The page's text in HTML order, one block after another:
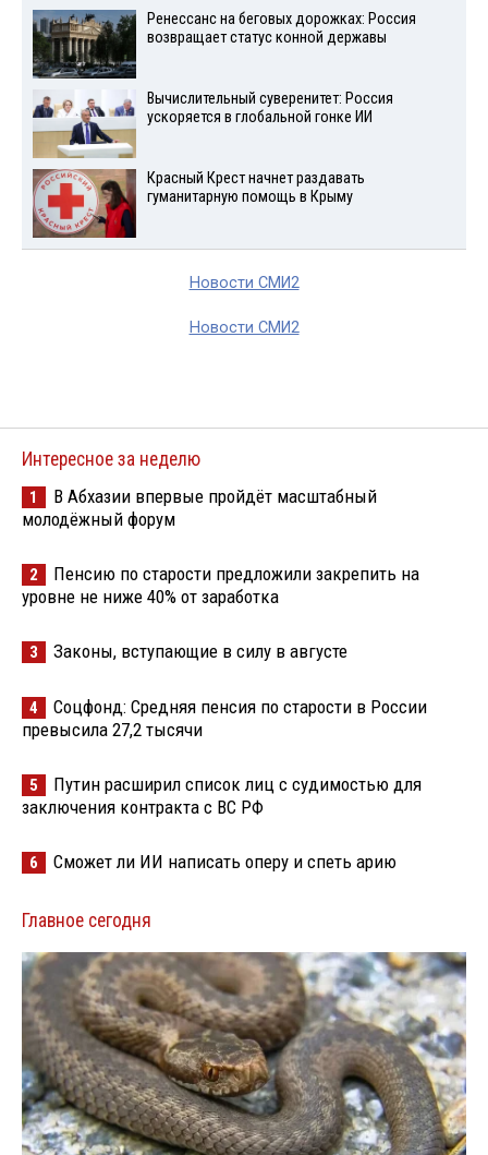
Ренессанс на беговых дорожках: Россия
возвращает статус конной державы
Вычислительный суверенитет: Россия
ускоряется в глобальной гонке ИИ
Красный Крест начнет раздавать
гуманитарную помощь в Крыму
Новости СМИ2
Новости СМИ2
Интересное за неделю
1
В Абхазии впервые пройдёт масштабный
молодёжный форум
2
Пенсию по старости предложили закрепить на
уровне не ниже 40% от заработка
3 Законы, вступающие в силу в августе
4
Соцфонд: Средняя пенсия по старости в России
превысила 27,2 тысячи
5
Путин расширил список лиц с судимостью для
заключения контракта с ВС РФ
6 Сможет ли ИИ написать оперу и спеть арию
Главное сегодня